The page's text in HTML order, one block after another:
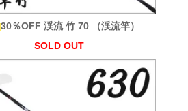
30％OFF 渓流 竹 70 （渓流竿）
SOLD OUT